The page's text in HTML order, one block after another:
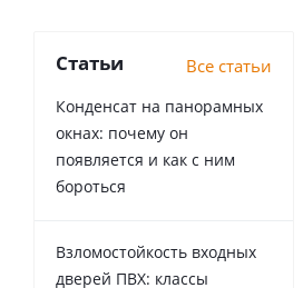
Статьи Все статьи
Конденсат на панорамных
окнах: почему он
появляется и как с ним
бороться
Взломостойкость входных
дверей ПВХ: классы